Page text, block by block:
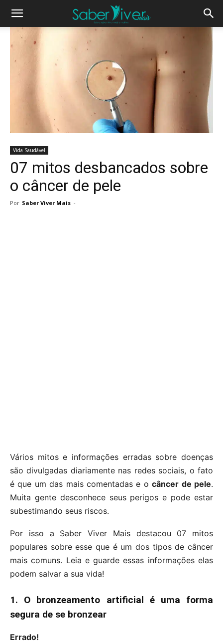
Vida Saudável
07 mitos desbancados sobre
o câncer de pele
Por Saber Viver Mais -
Vários mitos e informações erradas sobre doenças
são divulgadas diariamente nas redes sociais, o fato
é que um das mais comentadas e ocâncer de pele.
Muita gente desconhece seus perigos e pode estar
subestimando seus riscos.
Por isso a Saber Viver Mais destacou 07 mitos
populares sobre esse que é um dos tipos de câncer
mais comuns. Leia e guarde essas informações elas
podem salvar a sua vida!
1. O bronzeamento artificial é uma forma
segura de se bronzear
Errado!